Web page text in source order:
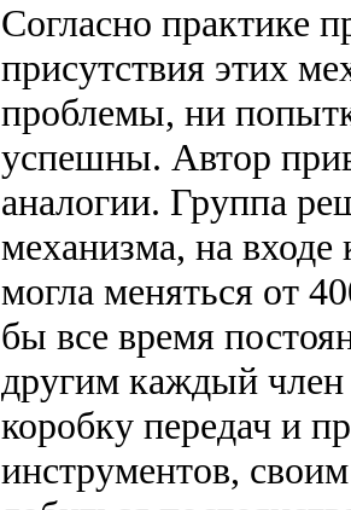
Согласно практике
присутствия этих
проблемы, ни
успешны. Автор
аналогии. Группа
механизма, на входе
могла меняться от
бы все время
другим каждый
коробку передач и
инструментов,